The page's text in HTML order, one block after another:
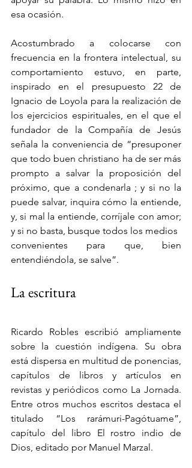
esa ocasión.
Acostumbrado a colocarse con
frecuencia en la frontera intelectual, su
comportamiento estuvo, en parte,
inspirado en el presupuesto 22 de
Ignacio de Loyola para la realización de
los ejercicios espirituales, en el que el
fundador de la Compañía de Jesús
señala la conveniencia de “presuponer
que todo buen christiano ha de ser más
prompto a salvar la proposición del
próximo, que a condenarla ; y si no la
puede salvar, inquira cómo la entiende,
y, si mal la entiende, corríjale con amor;
y si no basta, busque todos los medios
convenientes para que, bien
entendiéndola, se salve”.
La escritura
Ricardo Robles escribió ampliamente
sobre la cuestión indígena. Su obra
está dispersa en multitud de ponencias,
capítulos de libros y artículos en
revistas y periódicos como La Jornada.
Entre otros muchos escritos destaca el
titulado “Los rarámuri-Pagótuame”,
capítulo del libro El rostro indio de
Dios, editado por Manuel Marzal.